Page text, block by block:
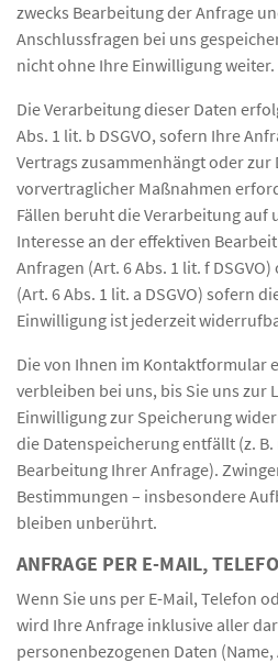
zwecks Bearbeitung der Anfrage
Anschlussfragen bei uns
nicht ohne Ihre Einwilligung weiter.
Die Verarbeitung dieser Daten
Abs. 1 lit. b DSGVO, sofern Ihre
Vertrags zusammenhängt oder
vorvertraglicher Maßnahmen
Fällen beruht die Verarbeitung auf
Interesse an der effektiven
Anfragen (Art. 6 Abs. 1 lit. f
(Art. 6 Abs. 1 lit. a DSGVO) sofern
Einwilligung ist jederzeit
Die von Ihnen im Kontaktformular
verbleiben bei uns, bis Sie uns zur
Einwilligung zur Speicherung
die Datenspeicherung entfällt (z.
Bearbeitung Ihrer Anfrage).
Bestimmungen – insbesondere
bleiben unberührt.
ANFRAGE PER E-MAIL,
Wenn Sie uns per E-Mail, Telefon
wird Ihre Anfrage inklusive aller
personenbezogenen Daten